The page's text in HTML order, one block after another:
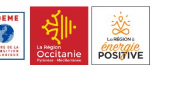
| Territoires
pour la Transition